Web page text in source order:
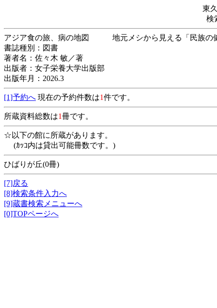
東
検
アジア食の旅、病の地図 地元メシから見える
書誌種別：図書
著者名：佐々木 敏／著
出版者：女子栄養大学出版部
出版年月：2026.3
[1]予約へ 現在の予約件数は1件です。
所蔵資料総数は1冊です。
☆以下の館に所蔵があります。
(ｶｯｺ内は貸出可能冊数です。)
ひばりが丘(0冊)
[7]戻る
[8]検索条件入力へ
[9]蔵書検索メニューへ
[0]TOPページへ